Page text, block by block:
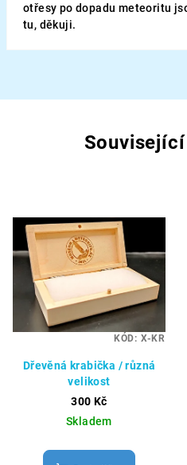
otřesy po dopadu meteoritu
tu, děkuji.
Dřevěná krabička / různá
velikost
300 Kč
Skladem
KÓD: X-KR